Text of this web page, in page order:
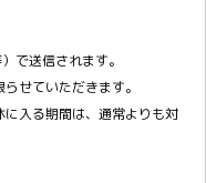
で送信されます。
せていただきます。
入る期間は、通常よりも対